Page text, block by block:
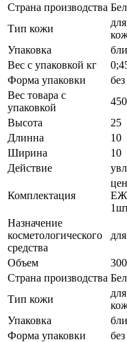
Страна производства
Тип кожи
Упаковка
Вес с упаковкой кг
Форма упаковки
Вес товара с
упаковкой
450
Высота
25
Длинна
10
Ширина
10
Действие
Комплектация
Назначение
косметологического
средства
Объем
300
Страна производства
Тип кожи
Упаковка
Форма упаковки